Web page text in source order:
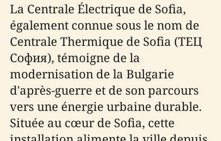
La Centrale Électrique de Sofia,
également connue sous le nom de
Centrale Thermique de Sofia (ТЕЦ
София), témoigne de la
modernisation de la Bulgarie
d'après-guerre et de son parcours
vers une énergie urbaine durable.
Située au cœur de Sofia, cette